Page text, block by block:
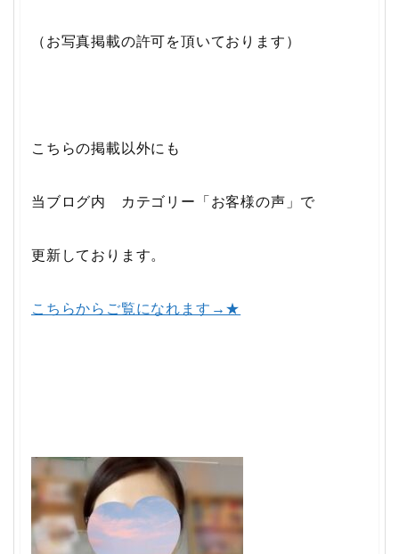
（お写真掲載の許可を頂いております）
こちらの掲載以外にも
当ブログ内 カテゴリー「お客様の声」で
更新しております。
こちらからご覧になれます→★